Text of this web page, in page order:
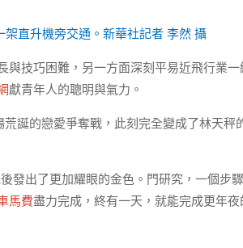
直升機旁交通。新華社記者 李然 攝
與技巧困難，另一方面深刻平易近飛行業一
獻青年人的聰明與氣力。
誕的戀愛爭奪戰，此刻完全變成了林天秤
發出了更加耀眼的金色。門研究，一個步
馬費盡力完成，終有一天，就能完成更年夜